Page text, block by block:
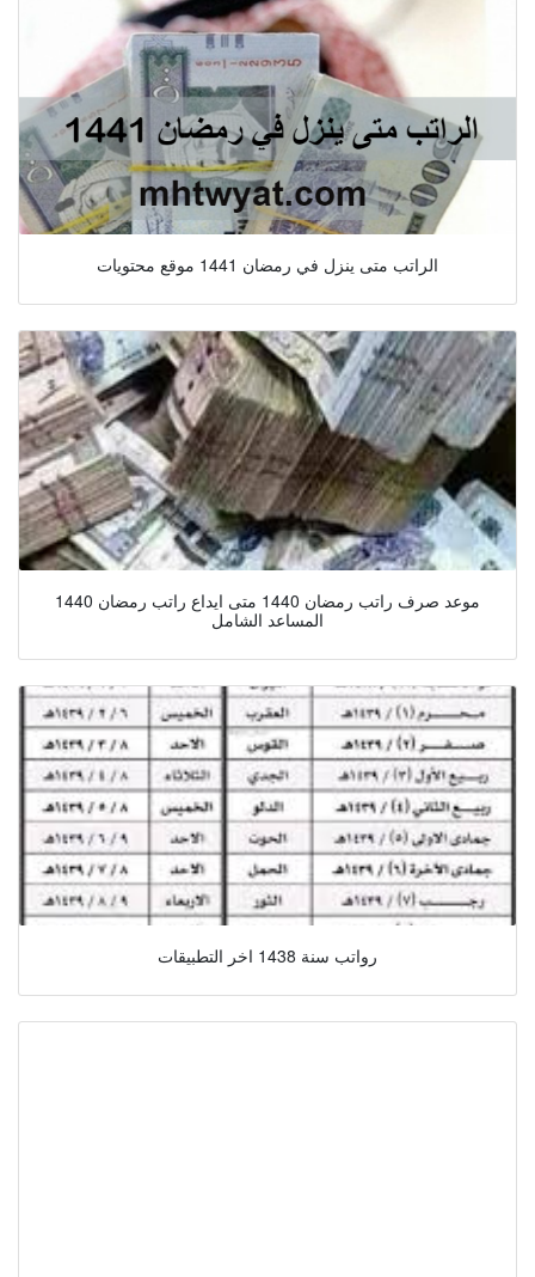
الراتب متى ينزل في رمضان 1441 موقع محتويات
موعد صرف راتب رمضان 1440 متى ايداع راتب رمضان 1440
المساعد الشامل
رواتب سنة 1438 اخر التطبيقات